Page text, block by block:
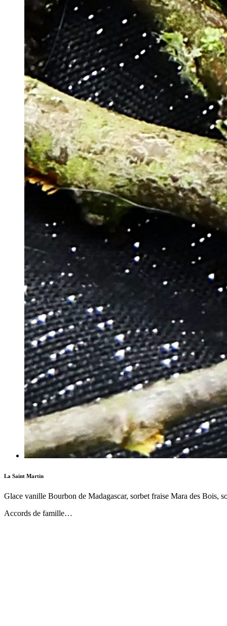
La Saint Martin
Glace vanille Bourbon de Madagascar, sorbet fraise Mara des Bois,
Accords de famille…